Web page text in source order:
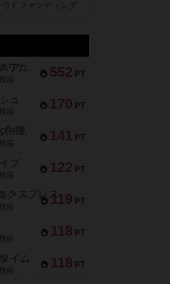
ドファンディング
552 PT
リワイルド：サウスアメリカ
稿
170 PT
ュ
稿
141 PT
ファイアー・ブルズ / 火牛陣
稿
122 PT
ブ
稿
119 PT
トランスオリエント・エクスプレス
稿
118 PT
稿
118 PT
イム
稿